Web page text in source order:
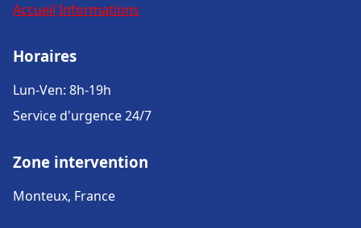
Accueil Informations
Horaires
Lun-Ven: 8h-19h
Service d'urgence 24/7
Zone intervention
Monteux, France